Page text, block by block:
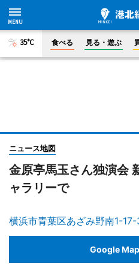
35°C 食べる 見る・遊ぶ
ニュース地図
金原亭馬玉さん独演会
ャラリーで
横浜市青葉区あざみ野南1-17-
Google